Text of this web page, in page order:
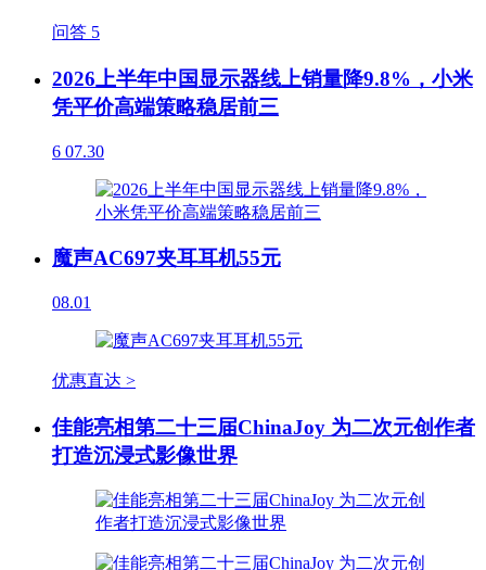
问答 5
2026上半年中国显示器线上销量降9.8%，小米
凭平价高端策略稳居前三
6 07.30
魔声AC697夹耳耳机55元
08.01
优惠直达 >
佳能亮相第二十三届ChinaJoy 为二次元创作者
打造沉浸式影像世界